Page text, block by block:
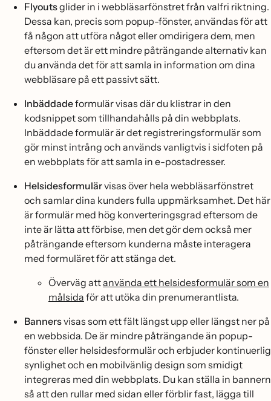
Flyoutsglider in i webbläsarfönstret från valfri riktning.
Dessa kan, precis som popup-fönster, användas för att
få någon att utföra något eller omdirigera dem, men
eftersom det är ett mindre påträngande alternativ kan
du använda det för att samla in information om dina
webbläsare på ett passivt sätt.
Inbäddadeformulär visas där du klistrar in den
kodsnippet som tillhandahålls på din webbplats.
Inbäddade formulär är det registreringsformulär som
gör minst intrång och används vanligtvis i sidfoten på
en webbplats för att samla in e-postadresser.
Helsidesformulärvisas över hela webbläsarfönstret
och samlar dina kunders fulla uppmärksamhet. Det här
är formulär med hög konverteringsgrad eftersom de
inte är lätta att förbise, men det gör dem också mer
påträngande eftersom kunderna måste interagera
med formuläret för att stänga det.
Överväg attanvända ett helsidesformulär som en
målsida för att utöka din prenumerantlista.
Bannersvisas som ett fält längst upp eller längst ner på
en webbsida. De är mindre påträngande än popup-
fönster eller helsidesformulär och erbjuder kontinuerlig
synlighet och en mobilvänlig design som smidigt
integreras med din webbplats. Du kan ställa in bannern
så att den rullar med sidan eller förblir fast, lägga till